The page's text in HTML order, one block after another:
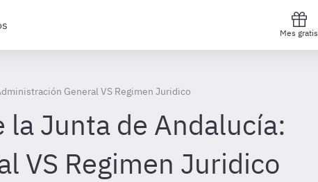
Mes gratis
General VS Regimen Juridico
la Junta de Andalucía:
VS Regimen Juridico